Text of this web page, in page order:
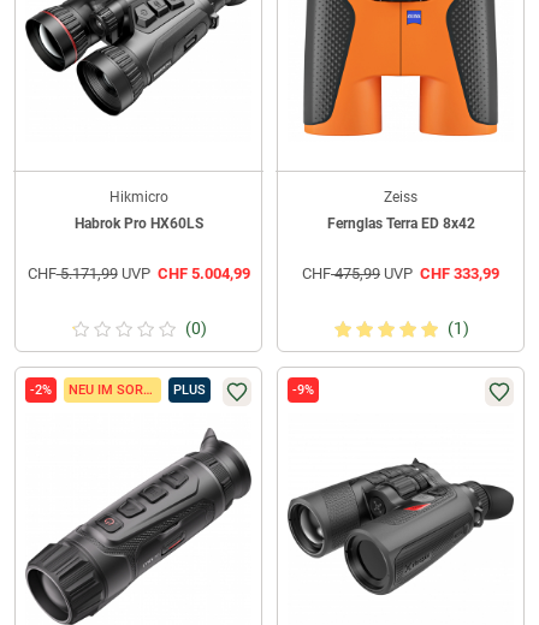
Hikmicro
Habrok Pro HX60LS
CHF5.171,99UVP CHF5.004,99
(0)
Zeiss
Fernglas Terra ED 8x42
CHF475,99 UVP CHF 333,99
(1)
-2% NEU IM SORTIMENT PLUS -9%